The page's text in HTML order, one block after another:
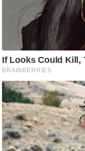
फ
स्टा
इ
ल
टे
क्नॉ
लॉ
जी
ब्यू
टी